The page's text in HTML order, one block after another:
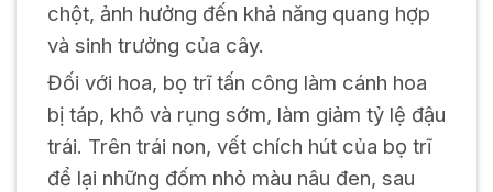
chột, ảnh hưởng đến khả năng quang hợp
và sinh trưởng của cây.
Đối với hoa, bọ trĩ tấn công làm cánh hoa
bị táp, khô và rụng sớm, làm giảm tỷ lệ đậu
trái. Trên trái non, vết chích hút của bọ trĩ
để lại những đốm nhỏ màu nâu đen, sau